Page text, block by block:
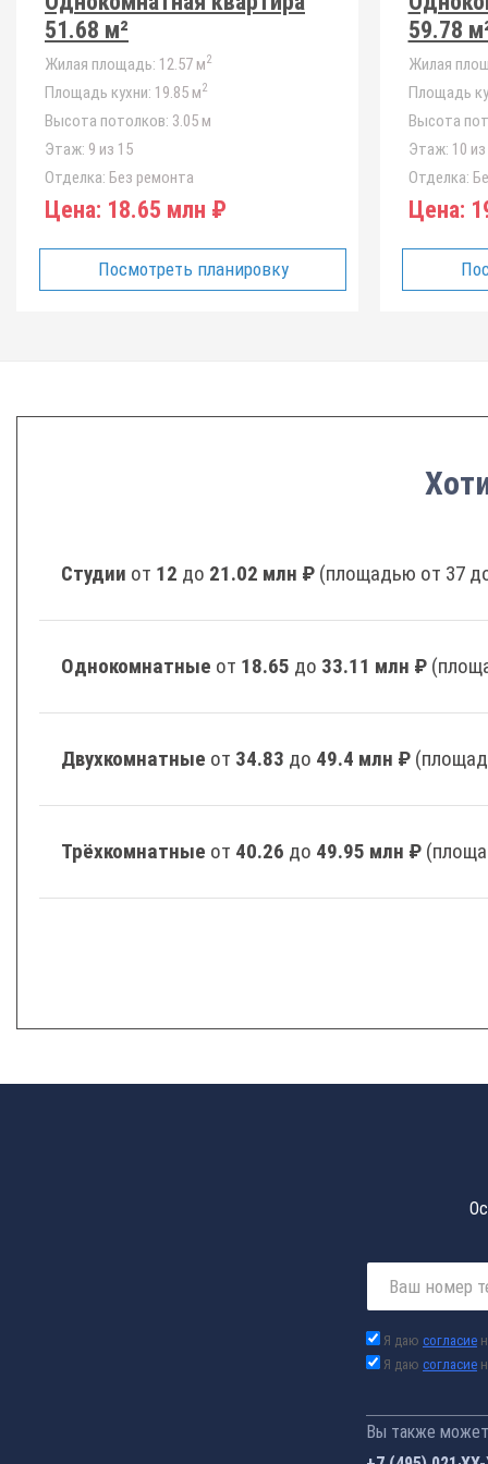
51.68 м²
Жилая площадь: 12.57 м2
Площадь кухни: 19.85 м2
Высота потолков: 3.05 м
Этаж: 9 из 15
Отделка: Без ремонта
Цена: 18.65 млн ₽
Посмотреть планировку
59.78
Жилая
Площадь
Высота
Этаж: 10
Отделка:
Цена:
Студии от 12 до 21.02 млн ₽ (площадью от 37
Однокомнатные от 18.65 до 33.11 млн ₽
Двухкомнатные от 34.83 до 49.4 млн ₽
Трёхкомнатные от 40.26 до 49.95 млн ₽
Я даю согласие
Я даю согласие
Вы также